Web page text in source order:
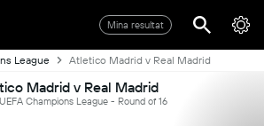
Mina resultat
League Atletico Madrid v Real Madrid
Madrid v Real Madrid
Champions League - Round of 16